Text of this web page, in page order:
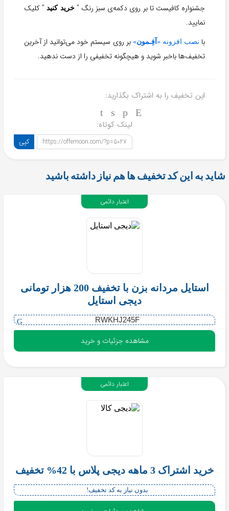
جشنواره کافیست تا بر روی دکمه‌ی سبز رنگ ”خرید کنید ” کلیک
نمایید.
با نصب افزونه « آفِـمون» بر روی سیستم خود می‌توانید از آخرین
تخفیف‌ها باخبر شوید و هیچگونه تخفیفی را از دست ندهید.
این تخفیف را به اشتراک بگذارید:
لینک کوتاه:
https://offemoon.com/?p=5027 کپی
شاید به این کد تخفیف ها هم نیاز داشته باشید
استایل مردانه بزن با تخفیف 200 هزار تومانی
دیجی استایل
RWKHJ245F
مشاهده جزئیات و خرید
اعتبار دائمی
خرید اشتراک 3 ماهه دیجی پلاس با 42% تخفیف
بدون نیاز به کد تخفیف!
اعتبار دائمی